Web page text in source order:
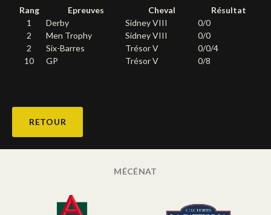
Deutsch
Rang Epreuves Cheval
Résultat
1
Derby Sidney VIII
0/0
2
Men Trophy Sidney VIII
0/0
2
Six-Barres Trésor V
0/0/4
10
GP Trésor V 0/8
RETOUR
MÉCÉNAT